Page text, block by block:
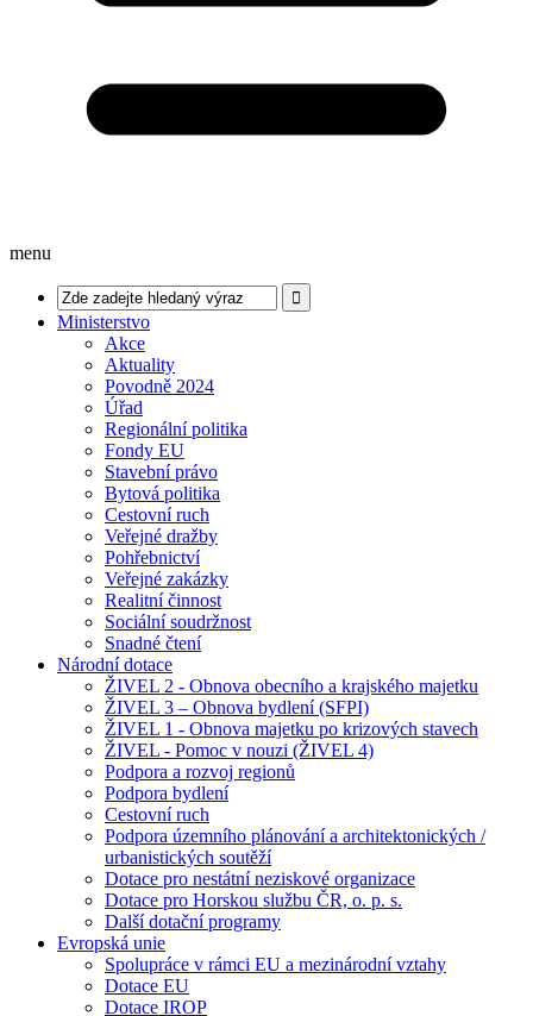
menu
Ministerstvo
Akce
Aktuality
Povodně 2024
Úřad
Regionální politika
Fondy EU
Stavební právo
Bytová politika
Cestovní ruch
Veřejné dražby
Pohřebnictví
Veřejné zakázky
Realitní činnost
Sociální soudržnost
Snadné čtení
Národní dotace
ŽIVEL 2 - Obnova obecního a krajského majetku
ŽIVEL 3 – Obnova bydlení (SFPI)
ŽIVEL 1 - Obnova majetku po krizových stavech
ŽIVEL - Pomoc v nouzi (ŽIVEL 4)
Podpora a rozvoj regionů
Podpora bydlení
Cestovní ruch
Podpora územního plánování a architektonických /
urbanistických soutěží
Dotace pro nestátní neziskové organizace
Dotace pro Horskou službu ČR, o. p. s.
Další dotační programy
Evropská unie
Spolupráce v rámci EU a mezinárodní vztahy
Dotace EU
Dotace IROP